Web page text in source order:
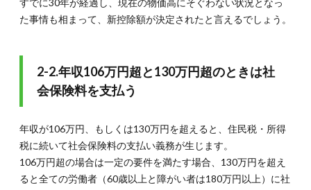
4-
円の壁
5.
年収
の壁
とは
暮ら
しに
すでに30年が経過し、現在の物価高にそぐわない状況となっ
た事情も相まって、新控除額が決定されたと言えるでしょう。
2-2.年収106万円超と130万円超のときは社
会保険料を支払う
年収が106万円、もしくは130万円を超えると、住民税・所得
税に続いて社会保険料の支払い義務が生じます。
106万円超の場合は一定の要件を満たす場合、130万円を超え
ると全ての労働者（60歳以上と障がい者は180万円以上）に社